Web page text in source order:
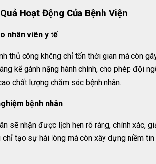
Hoạt Động Của Bệnh Viện
nhân viên y tế
thủ công không chỉ tốn thời gian mà còn
kể gánh nặng hành chính, cho phép đội
chất lượng chăm sóc bệnh nhân.
bệnh nhân
sẽ nhận được lịch hẹn rõ ràng, chính xác,
chỉ tạo sự hài lòng mà còn xây dựng niềm